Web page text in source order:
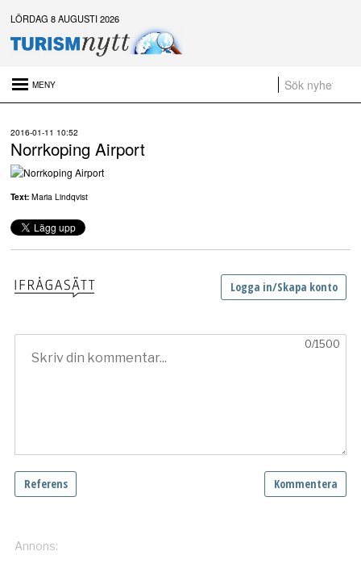
LÖRDAG 8 AUGUSTI 2026
Platsannonser:
2016-01-11 10:52
Norrkoping Airport
Text: Maria Lindqvist